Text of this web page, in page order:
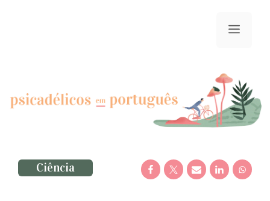
menu
Ciência